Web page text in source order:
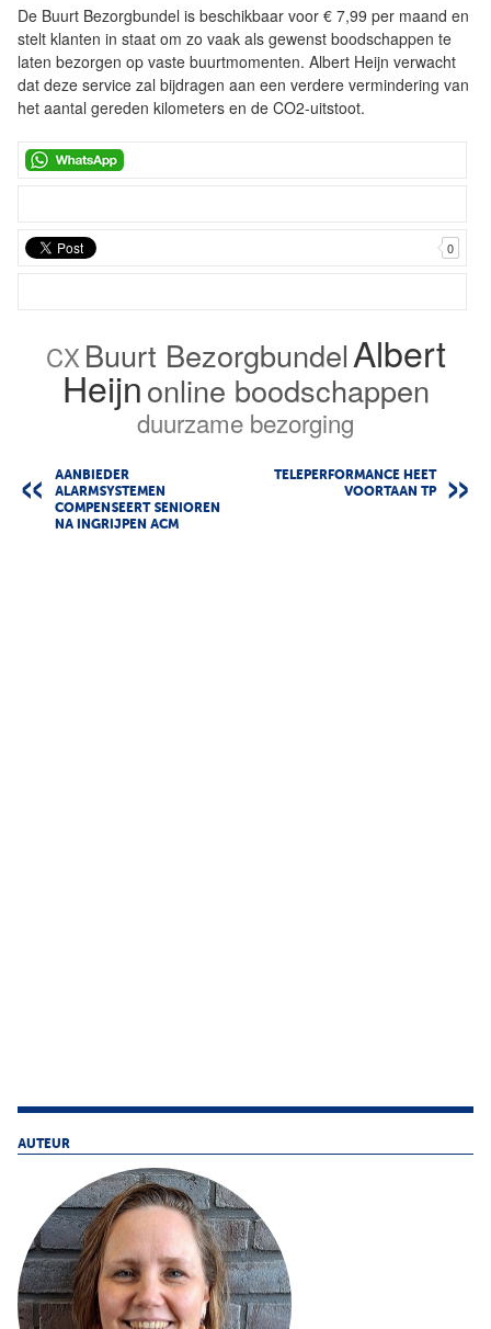
De Buurt Bezorgbundel is beschikbaar voor € 7,99 per maand en
stelt klanten in staat om zo vaak als gewenst boodschappen te
laten bezorgen op vaste buurtmomenten. Albert Heijn verwacht
dat deze service zal bijdragen aan een verdere vermindering van
het aantal gereden kilometers en de CO2-uitstoot.
0
CX Buurt BezorgbundelAlbert
Heijnonline boodschappen
duurzame bezorging
AANBIEDER
ALARMSYSTEMEN
COMPENSEERT SENIOREN
NA INGRIJPEN ACM
TELEPERFORMANCE HEET
VOORTAAN TP
AUTEUR